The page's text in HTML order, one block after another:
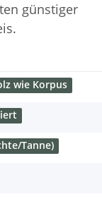
günstiger
wie Korpus
Tanne)